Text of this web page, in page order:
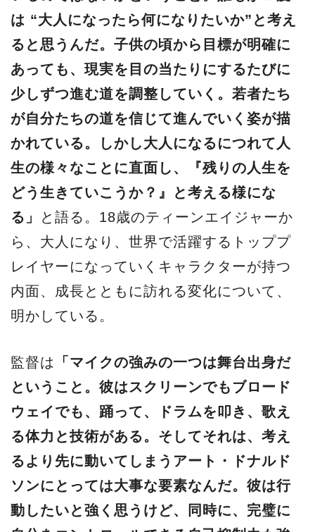
は “大人になったら何になりたいか”と考え
ると思うんだ。子供の頃から目標が明確に
あっても、現実を目の当たりにするたびに
少しずつ進む道を調整していく。若者たち
が自分たちの道を信じて進んでいく姿が描
かれている。しかし大人になるにつれて人
生の様々なことに直面し、『残りの人生を
どう生きていこうか？』と考える様にな
る」
と語る。18歳のティーンエイジャーか
ら、大人になり、世界で活躍するトッププ
レイヤーになっていくキャラクターが持つ
内面、成長とともに訪れる変化について、
明かしている。
監督は 「マイクの強みの一つは舞台出身だ
ということ。彼はスクリーンでもブロード
ウェイでも、踊って、ドラムを叩き、歌え
る体力と技術がある。そしてそれは、考え
るより先に動いてしまうアート・ドナルド
ソンにとっては大事な要素なんだ。彼は行
動したいと強く思うけど、同時に、完璧に